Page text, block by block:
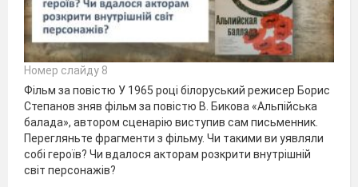
Номер слайду 8
Фільм за повістю У 1965 році білоруський режисер Борис
Степанов зняв фільм за повістю В. Бикова «Альпійська
балада», автором сценарію виступив сам письменник.
Перегляньте фрагменти з фільму. Чи такими ви уявляли
собі героїв? Чи вдалося акторам розкрити внутрішній
світ персонажів?